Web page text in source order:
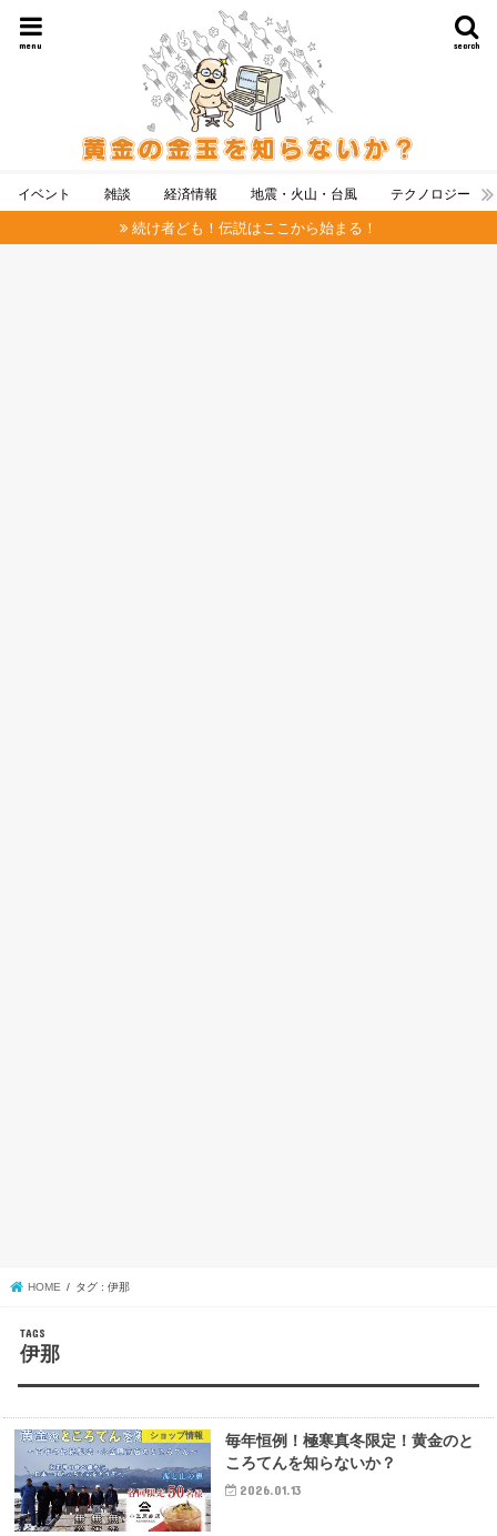
search
menu
イベント 雑談 経済情報 地震・火山・台風 テクノロジー
続け者ども！伝説はここから始まる！
HOME タグ : 伊那
伊那
ショップ情報
毎年恒例！極寒真冬限定！黄金のと
ころてんを知らないか？
2026.01.13